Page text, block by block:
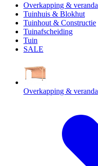
Overkapping & veranda
Tuinhuis & Blokhut
Tuinhout & Constructie
Tuinafscheiding
Tuin
SALE
Overkapping & veranda